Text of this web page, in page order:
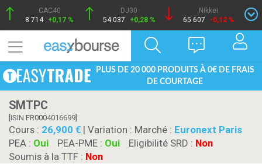
CAC40
8 714 +0,17 %
DJ30
54 037
+0,28 %
Nikkei
65 607
-0,12 %
PLUS DE 20 000 PRODUITS À 0€ DE FRAIS
DE COURTAGE
SMTPC
[ISIN FR0004016699]
Cours : 26,900 | Variation : Marché : Euronext Paris
PEA : Oui PEA-PME : Oui Eligibilité SRD : Non
Soumis à la TTF : Non